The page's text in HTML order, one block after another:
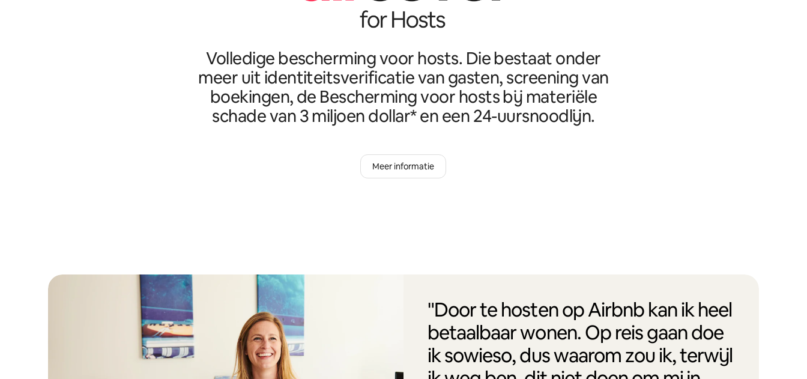
Volledige bescherming voor hosts. Die bestaat onder
meer uit identiteitsverificatie van gasten, screening van
boekingen, de Bescherming voor hosts bij materiële
schade van 3 miljoen dollar* en een 24-uursnoodlijn.
Meer informatie
"Door te hosten op Airbnb kan ik heel
betaalbaar wonen. Op reis gaan doe
ik sowieso, dus waarom zou ik, terwijl